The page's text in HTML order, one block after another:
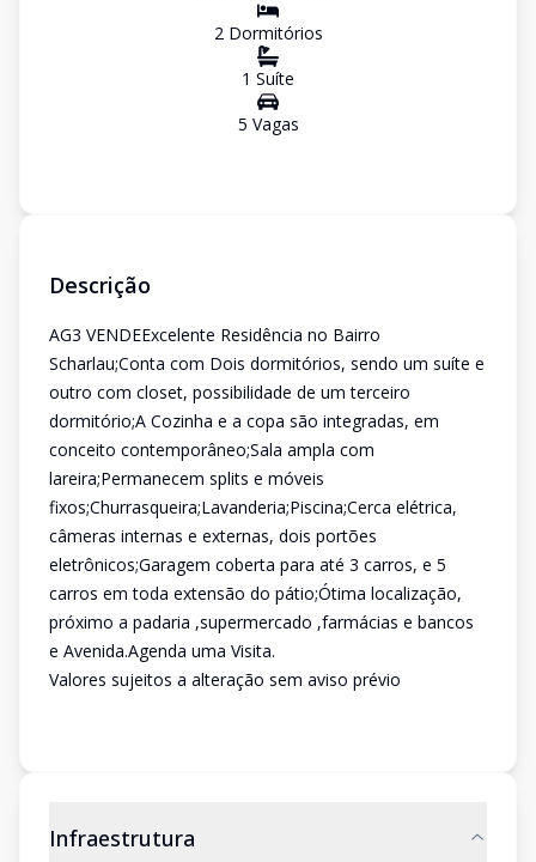
2Dormitórios
1 Suíte
5 Vagas
Descrição
AG3 VENDEExcelente Residência no Bairro
Scharlau;Conta com Dois dormitórios, sendo um suíte e
outro com closet, possibilidade de um terceiro
dormitório;A Cozinha e a copa são integradas, em
conceito contemporâneo;Sala ampla com
lareira;Permanecem splits e móveis
fixos;Churrasqueira;Lavanderia;Piscina;Cerca elétrica,
câmeras internas e externas, dois portões
eletrônicos;Garagem coberta para até 3 carros, e 5
carros em toda extensão do pátio;Ótima localização,
próximo a padaria ,supermercado ,farmácias e bancos
e Avenida.Agenda uma Visita.
Valores sujeitos a alteração sem aviso prévio
Infraestrutura